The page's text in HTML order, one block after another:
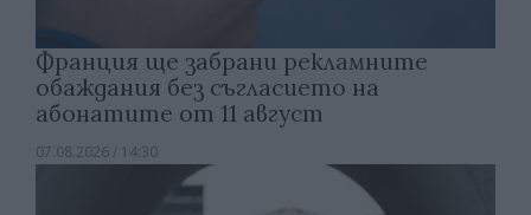
Франция ще забрани рекламните
обаждания без съгласието на
абонатите от 11 август
07.08.2026 / 14:30